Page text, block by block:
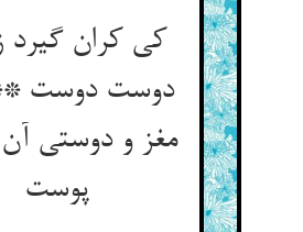
کی کران گیرد
دوست دوست
مغز و دوستی
پوست‏